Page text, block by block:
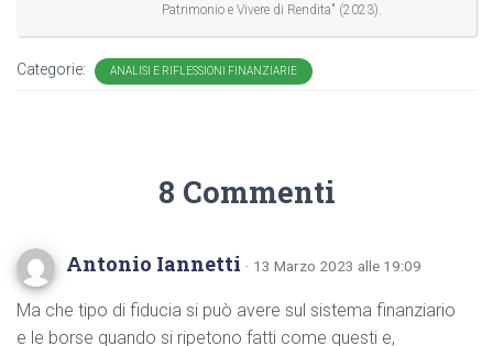
Patrimonio e Vivere di Rendita" (2023).
Categorie: ANALISI E RIFLESSIONI FINANZIARIE
8 Commenti
Antonio Iannetti · 13 Marzo 2023 alle 19:09
Ma che tipo di fiducia si può avere sul sistema finanziario
e le borse quando si ripetono fatti come questi e,